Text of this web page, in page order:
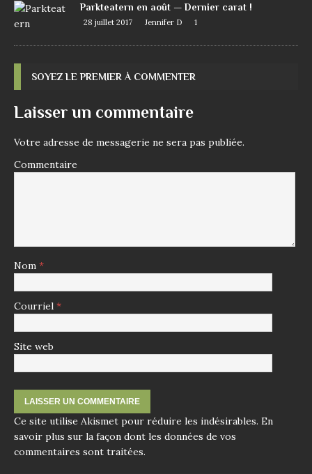
Parkteatern en août — Dernier carat !
28 juillet 2017 Jennifer D 1
SOYEZ LE PREMIER À COMMENTER
Laisser un commentaire
Votre adresse de messagerie ne sera pas publiée.
Commentaire
Nom *
Courriel *
Site web
Ce site utilise Akismet pour réduire les indésirables. En
savoir plus sur la façon dont les données de vos
commentaires sont traitées.